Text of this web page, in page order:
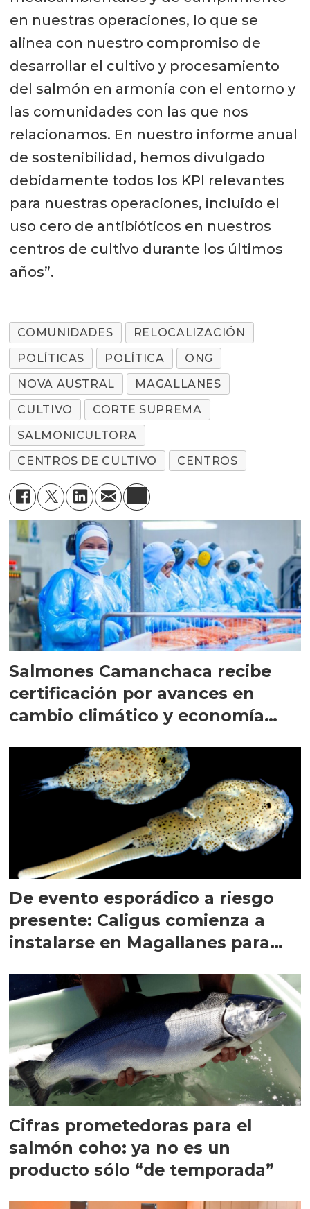
en nuestras operaciones, lo que se
alinea con nuestro compromiso de
desarrollar el cultivo y procesamiento
del salmón en armonía con el entorno y
las comunidades con las que nos
relacionamos. En nuestro informe anual
de sostenibilidad, hemos divulgado
debidamente todos los KPI relevantes
para nuestras operaciones, incluido el
uso cero de antibióticos en nuestros
centros de cultivo durante los últimos
años”.
COMUNIDADES
RELOCALIZACIÓN
POLÍTICAS
POLÍTICA
ONG
NOVA AUSTRAL
MAGALLANES
CULTIVO
CORTE SUPREMA
SALMONICULTORA
CENTROS DE CULTIVO
CENTROS
Salmones Camanchaca recibe
certificación por avances en
cambio climático y economía
De evento esporádico a riesgo
presente: Caligus comienza a
instalarse en Magallanes para
Cifras prometedoras para el
salmón coho: ya no es un
producto sólo “de temporada”